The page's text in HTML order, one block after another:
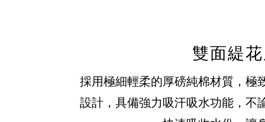
雙面緹
採用極細輕柔的厚磅純棉材質，極
設計，具備強力吸汗吸水功能，不